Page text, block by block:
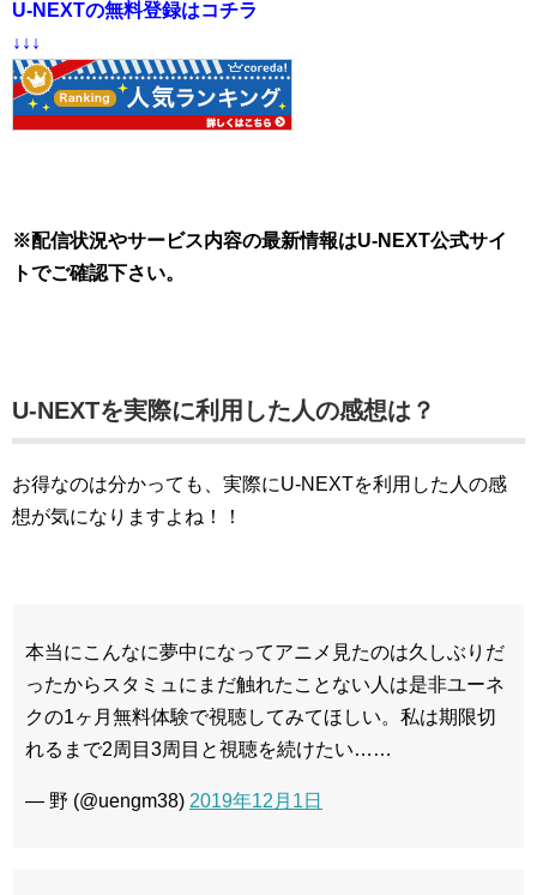
U-NEXTの無料登録はコチラ
↓↓↓
※配信状況やサービス内容の最新情報はU-NEXT公式サイ
トでご確認下さい。
U-NEXTを実際に利用した人の感想は？
お得なのは分かっても、実際にU-NEXTを利用した人の感
想が気になりますよね！！
本当にこんなに夢中になってアニメ見たのは久しぶりだ
ったからスタミュにまだ触れたことない人は是非ユーネ
クの1ヶ月無料体験で視聴してみてほしい。私は期限切
れるまで2周目3周目と視聴を続けたい……
— 野 (@uengm38) 2019年12月1日